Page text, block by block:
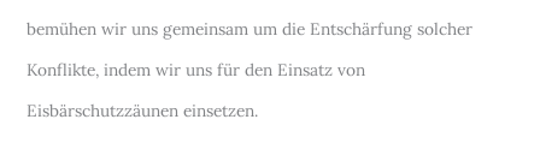
bemühen wir uns gemeinsam um die Entschärfung solcher
Konflikte, indem wir uns für den Einsatz von
Eisbärschutzzäunen einsetzen.